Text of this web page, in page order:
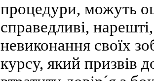
процедури, можуть
справедливі,
невиконання своїх
курсу, який призвів